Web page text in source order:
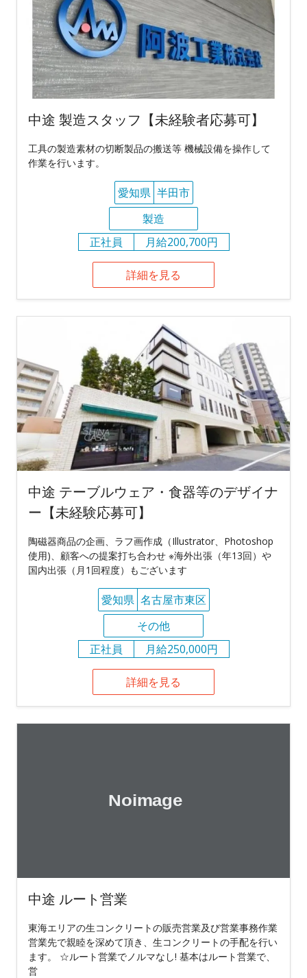
中途 製造スタッフ【未経験者応募可】
工具の製造素材の切断製品の搬送等 機械設備を操作して
作業を行います。
愛知県 半田市
製造
正社員
月給200,700円
詳細を見る
中途 テーブルウェア・食器等のデザイナ
ー【未経験応募可】
陶磁器商品の企画、ラフ画作成（Illustrator、Photoshop
使用)、顧客への提案打ち合わせ ※海外出張（年13回）や
国内出張（月1回程度）もございます
愛知県 名古屋市東区
その他
正社員
月給250,000円
詳細を見る
中途 ルート営業
東海エリアの生コンクリートの販売営業及び営業事務作業
営業先で親睦を深めて頂き、生コンクリートの手配を行い
ます。 ☆ルート営業でノルマなし! 基本はルート営業で、
営